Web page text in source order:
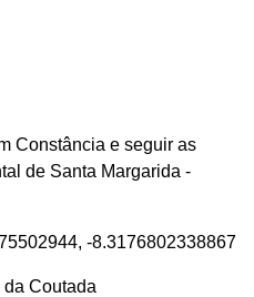
Constância e seguir as
de Santa Margarida -
-8.3176802338867
Coutada